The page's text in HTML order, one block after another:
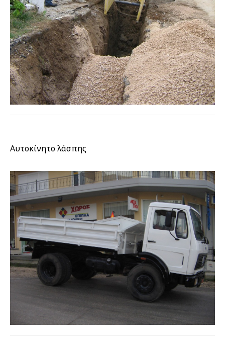
Αυτοκίνητο λάσπης